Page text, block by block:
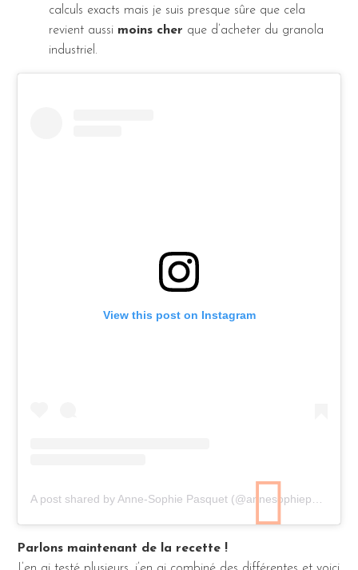
calculs exacts mais je suis presque sûre que cela
revient aussi moins cher que d’acheter du granola
industriel.
View this post on Instagram
A post shared by Anne-Sophie Pasquet (@annesophiepasquet)
Parlons maintenant de la recette !